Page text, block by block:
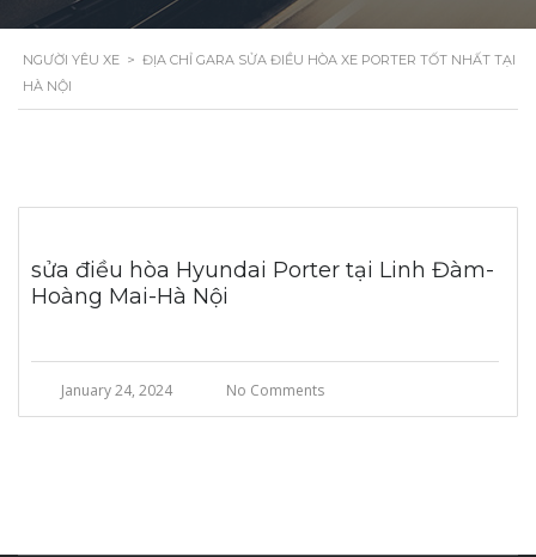
NGƯỜI YÊU XE > ĐỊA CHỈ GARA SỬA ĐIỀU HÒA XE PORTER TỐT NHẤT TẠI
HÀ NỘI
sửa điều hòa Hyundai Porter tại Linh Đàm-
Hoàng Mai-Hà Nội
January 24, 2024 No Comments